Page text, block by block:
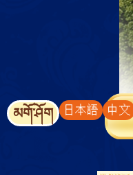
མགོ་ཤོག 日本語 中文